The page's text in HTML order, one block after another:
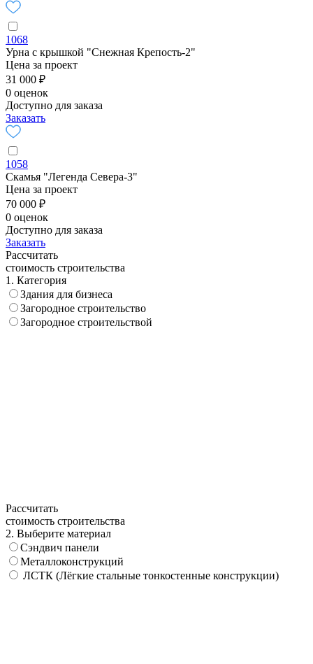
1068
Урна с крышкой "Снежная Крепость-2"
Цена за проект
31 000 ₽
0 оценок
Доступно для заказа
Заказать
1058
Скамья "Легенда Севера-3"
Цена за проект
70 000 ₽
0 оценок
Доступно для заказа
Заказать
Рассчитать
стоимость строительства
1. Категория
Здания для бизнеса
Загородное строительство
Загородное строительствой
Рассчитать
стоимость строительства
2. Выберите материал
Сэндвич панели
Металлоконструкций
ЛСТК (Лёгкие стальные тонкостенные конструкции)